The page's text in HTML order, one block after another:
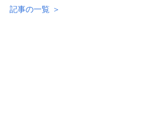
記事の一覧 ＞